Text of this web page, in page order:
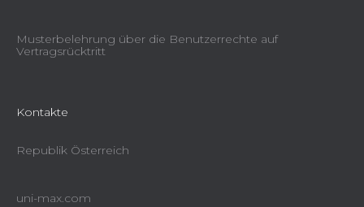
Musterbelehrung über die Benutzerrechte auf
Vertragsrücktritt
Kontakte
Republik Österreich
uni-max.com